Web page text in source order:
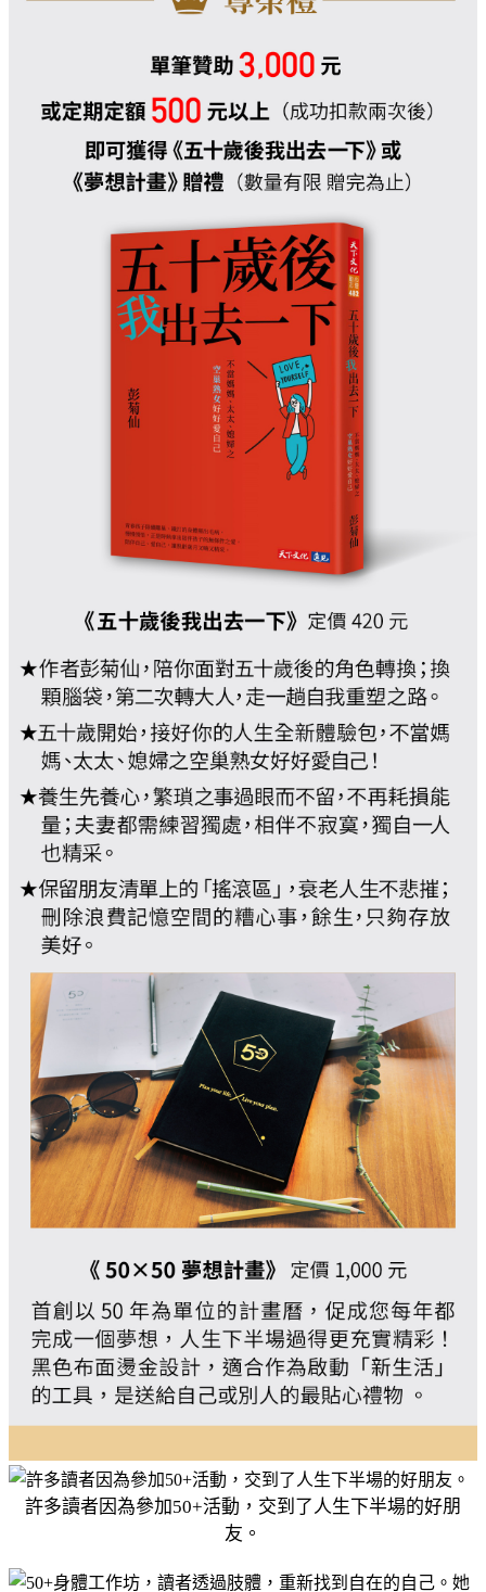
許多讀者因為參加50+活動，交到了人生下半場的好朋
友。